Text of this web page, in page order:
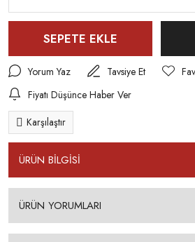
SEPETE EKLE
Yorum Yaz
Tavsiye Et
Fiyatı Düşünce Haber Ver
Karşılaştır
ÜRÜN BİLGİSİ
ÜRÜN YORUMLARI